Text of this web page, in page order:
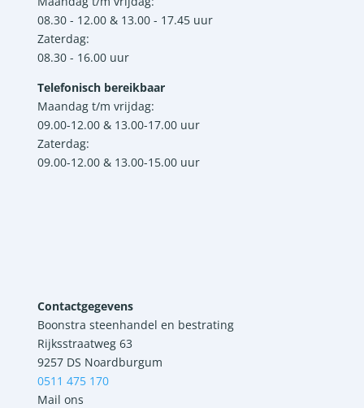
08.30 - 12.00 & 13.00 - 17.45 uur
Zaterdag:
08.30 - 16.00 uur
Telefonisch bereikbaar
Maandag t/m vrijdag:
09.00-12.00 & 13.00-17.00 uur
Zaterdag:
09.00-12.00 & 13.00-15.00 uur
Contactgegevens
Boonstra steenhandel en bestrating
Rijksstraatweg 63
9257 DS Noardburgum
0511 475 170
Mail ons